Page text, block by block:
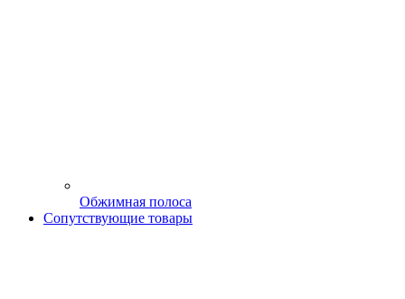
Обжимная полоса
Сопутствующие товары